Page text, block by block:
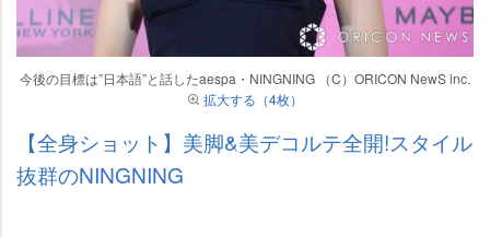
今後の目標は”日本語”と話したaespa・NINGNING （C）ORICON NewS inc.
拡大する（4枚）
【全身ショット】美脚&美デコルテ全開!スタイル
抜群のNINGNING